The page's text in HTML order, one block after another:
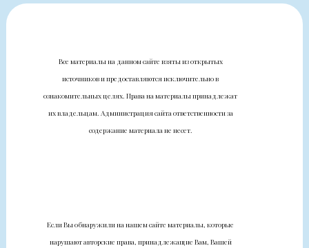
Все материалы на данном сайте взяты из открытых
источников и предоставляются исключительно в
ознакомительных целях. Права на материалы принадлежат
их владельцам. Администрация сайта ответственности за
содержание материала не несет.
Если Вы обнаружили на нашем сайте материалы, которые
нарушают авторские права, принадлежащие Вам, Вашей